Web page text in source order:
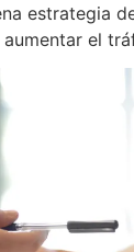
estrategia
aumentar el